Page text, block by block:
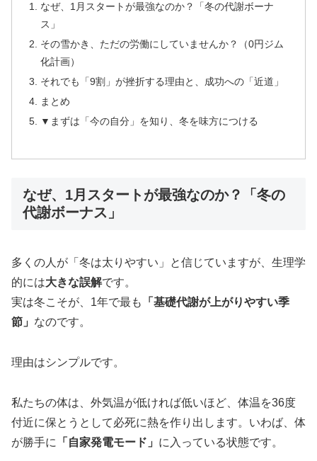
なぜ、1月スタートが最強なのか？「冬の代謝ボーナ
ス」
その雪かき、ただの労働にしていませんか？（0円ジム
化計画）
それでも「9割」が挫折する理由と、成功への「近道」
まとめ
▼まずは「今の自分」を知り、冬を味方につける
なぜ、1月スタートが最強なのか？「冬の
代謝ボーナス」
多くの人が「冬は太りやすい」と信じていますが、生理学
的には大きな誤解です。
実は冬こそが、1年で最も
「基礎代謝が上がりやすい季
節」 なのです。
理由はシンプルです。
私たちの体は、外気温が低ければ低いほど、体温を36度
付近に保とうとして必死に熱を作り出します。いわば、体
が勝手に
「自家発電モード」 に入っている状態です。